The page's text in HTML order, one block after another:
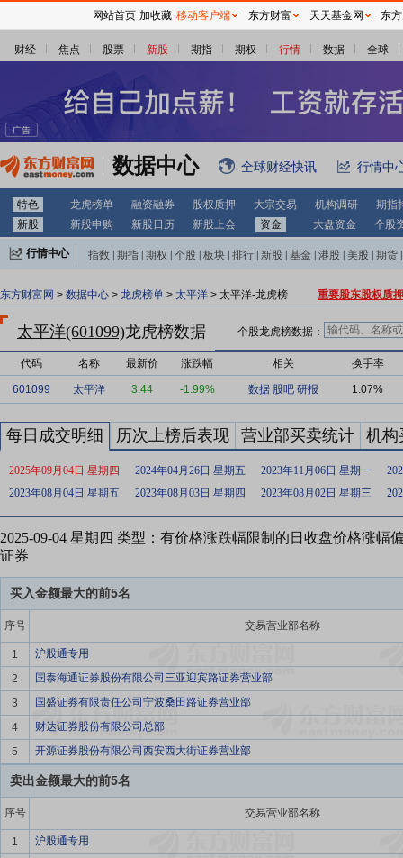
财经 焦点 股票 新股 期指 期权 行情 数据 全球
数据中心 全球财经快讯 行情中
特色 龙虎榜单 融资融券 股权质押 大宗交易 机构调研
期指
新股
新股申购 新股日历 新股上会 资金 大盘资金 个股
行情中心 指数 期指 期权 个股 板块 排行 新股 基金 港股 美股 期货
东方财富网 > 数据中心 > 龙虎榜单 > 太平洋 > 太平洋-龙虎榜 重要股东股权质
太平洋(601099)龙虎榜数据 个股龙虎榜数据：
代码 名称 最新价 涨跌幅 相关 换手率
601099 太平洋 3.44 -1.99% 数据 股吧 研报 1.07%
每日成交明细 历次上榜后表现 营业部买卖统计 机构
2025年09月04日 星期四 2024年04月26日 星期五 2023年11月06日 星期一
2023年08月04日 星期五
2023年08月03日 星期四 2023年08月02日 星期三
2025-09-04 星期四 类型：有价格涨跌幅限制的日收盘价格涨幅
证券
买入金额最大的前5名
序号 交易营业部名称
1
沪股通专用
2
国泰海通证券股份有限公司三亚迎宾路证券营业部
3
国盛证券有限责任公司宁波桑田路证券营业部
4
财达证券股份有限公司总部
5
开源证券股份有限公司西安西大街证券营业部
卖出金额最大的前5名
序号 交易营业部名称
1
沪股通专用
网站首页 加收藏 移动客户端 东方财富 天天基金网 东